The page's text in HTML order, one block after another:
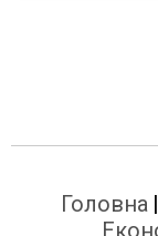
Головна